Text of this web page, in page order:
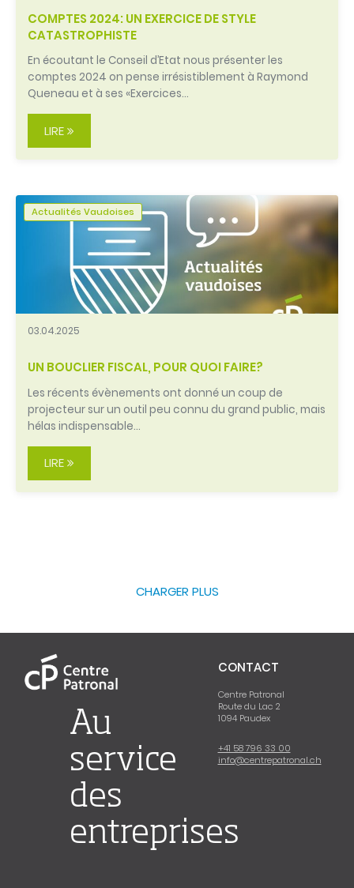
COMPTES 2024: UN EXERCICE DE STYLE
CATASTROPHISTE
En écoutant le Conseil d’Etat nous présenter les
comptes 2024 on pense irrésistiblement à Raymond
Queneau et à ses «Exercices…
LIRE
Actualités Vaudoises
03.04.2025
UN BOUCLIER FISCAL, POUR QUOI FAIRE?
Les récents évènements ont donné un coup de
projecteur sur un outil peu connu du grand public, mais
hélas indispensable…
LIRE
CHARGER PLUS
Au
service
des
entreprises
CONTACT
Centre Patronal
Route du Lac 2
1094 Paudex
+41 58 796 33 00
info@centrepatronal.ch